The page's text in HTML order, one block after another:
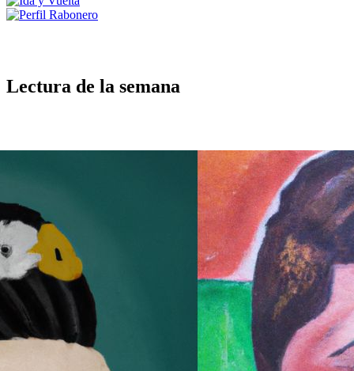
Lectura de la semana